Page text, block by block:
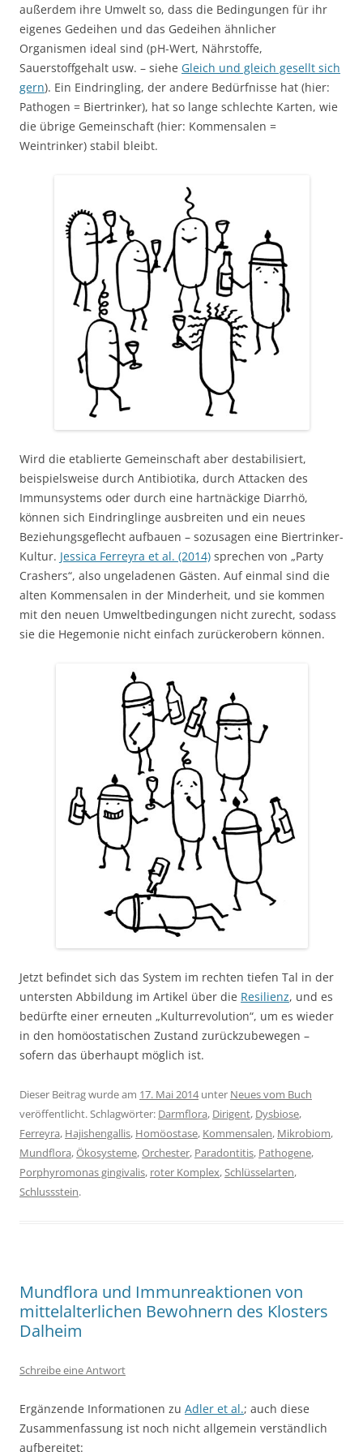
außerdem ihre Umwelt so, dass die Bedingungen für ihr
eigenes Gedeihen und das Gedeihen ähnlicher
Organismen ideal sind (pH-Wert, Nährstoffe,
Sauerstoffgehalt usw. – siehe Gleich und gleich gesellt sich
gern). Ein Eindringling, der andere Bedürfnisse hat (hier:
Pathogen = Biertrinker), hat so lange schlechte Karten, wie
die übrige Gemeinschaft (hier: Kommensalen =
Weintrinker) stabil bleibt.
Wird die etablierte Gemeinschaft aber destabilisiert,
beispielsweise durch Antibiotika, durch Attacken des
Immunsystems oder durch eine hartnäckige Diarrhö,
können sich Eindringlinge ausbreiten und ein neues
Beziehungsgeflecht aufbauen – sozusagen eine Biertrinker-
Kultur. Jessica Ferreyra et al. (2014) sprechen von „Party
Crashers“, also ungeladenen Gästen. Auf einmal sind die
alten Kommensalen in der Minderheit, und sie kommen
mit den neuen Umweltbedingungen nicht zurecht, sodass
sie die Hegemonie nicht einfach zurückerobern können.
Jetzt befindet sich das System im rechten tiefen Tal in der
untersten Abbildung im Artikel über die Resilienz, und es
bedürfte einer erneuten „Kulturrevolution“, um es wieder
in den homöostatischen Zustand zurückzubewegen –
sofern das überhaupt möglich ist.
Dieser Beitrag wurde am 17. Mai 2014unter Neues vom Buch
veröffentlicht. Schlagwörter: Darmflora, Dirigent, Dysbiose,
Ferreyra, Hajishengallis, Homöostase, Kommensalen, Mikrobiom,
Mundflora,Ökosysteme,Orchester, Paradontitis, Pathogene,
Porphyromonas gingivalis, roter Komplex,Schlüsselarten,
Schlussstein.
Mundflora und Immunreaktionen von
mittelalterlichen Bewohnern des Klosters
Dalheim
Schreibe eine Antwort
Ergänzende Informationen zu Adler et al.; auch diese
Zusammenfassung ist noch nicht allgemein verständlich
aufbereitet: